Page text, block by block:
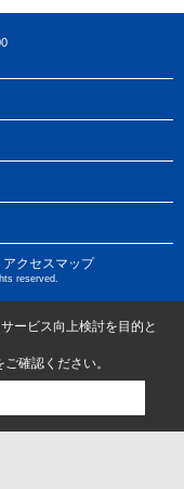
アクセスマップ
reserved.
ービス向上検討を目的と
ご確認ください。